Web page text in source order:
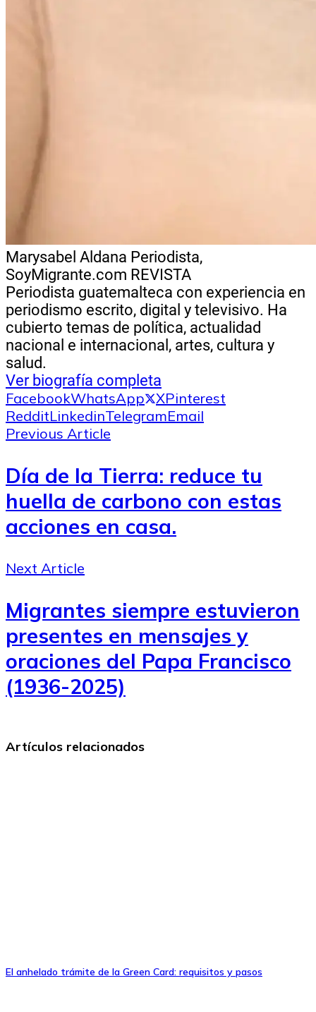
Marysabel Aldana Periodista,
SoyMigrante.com REVISTA
Periodista guatemalteca con experiencia en
periodismo escrito, digital y televisivo. Ha
cubierto temas de política, actualidad
nacional e internacional, artes, cultura y
salud.
Ver biografía completa
FacebookWhatsApp XPinterest
RedditLinkedinTelegramEmail
Previous Article
Día de la Tierra: reduce tu
huella de carbono con estas
acciones en casa.
Next Article
Migrantes siempre estuvieron
presentes en mensajes y
oraciones del Papa Francisco
(1936-2025)
Artículos relacionados
El anhelado trámite de la Green Card: requisitos y pasos